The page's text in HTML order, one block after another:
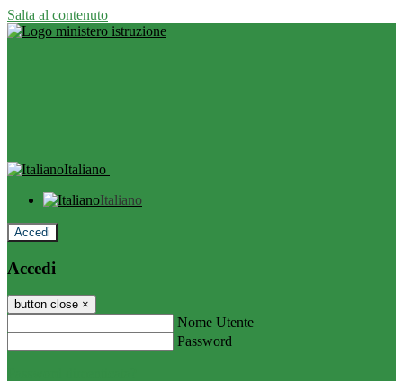
Salta al contenuto
Italiano
Italiano
Accedi
Accedi
button close ×
Nome Utente
Password